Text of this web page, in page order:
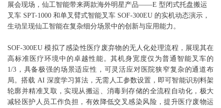
展会现场，仙工智能带来两款海外明星产品——E 型闭式托盘搬运
叉车 SPT-1000 和单叉臂式智能叉车 SOF-300EU 的实机动态演示，
生动呈现仙工智能在复杂细分场景中的创新与应用能力。
SOF-300EU 模拟了感染性医疗废弃物的无人化处理流程，展现其在
高标准医疗环境中的卓越性能。其机身宽度仅为普通智能叉车的
1/3，具备极强的场景适应性，可灵活应对医院狭窄复杂的通道布
局。搭载 AI 深度学习算法，无需人工参数设置，即可智能识别料架
轮廓并精准叉取，实现从搬运、消毒到存储的全流程自动化，极大
减轻医护人员工作负担，有效降低交叉感染风险，提升医疗废物运